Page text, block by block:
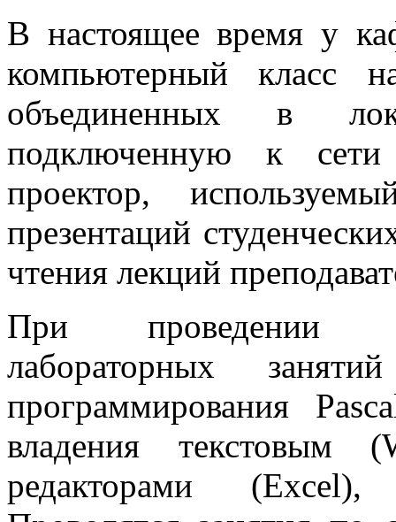
В настоящее время у
компьютерный класс
объединенных в
подключенную к
проектор,
презентаций
чтения лекций
При проведении
лабораторных
программирования
владения текстовым
редакторами